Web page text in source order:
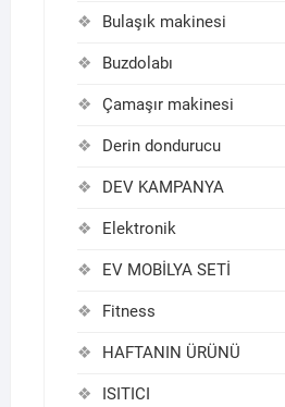
Bulaşık makinesi
Buzdolabı
Çamaşır makinesi
Derin dondurucu
DEV KAMPANYA
Elektronik
EV MOBİLYA SETİ
Fitness
HAFTANIN ÜRÜNÜ
ISITICI